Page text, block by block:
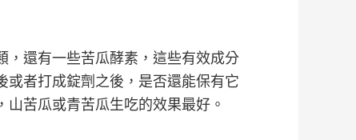
，還有一些苦瓜酵素，這些有效成分
者打成錠劑之後，是否還能保有它
苦瓜或青苦瓜生吃的效果最好。